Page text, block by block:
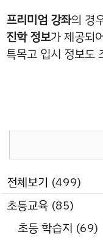
프리미엄 강좌의 경
진학 정보가 제공되
특목고 입시 정보도
전체보기 (499)
초등교육 (85)
초등 학습지 (69)